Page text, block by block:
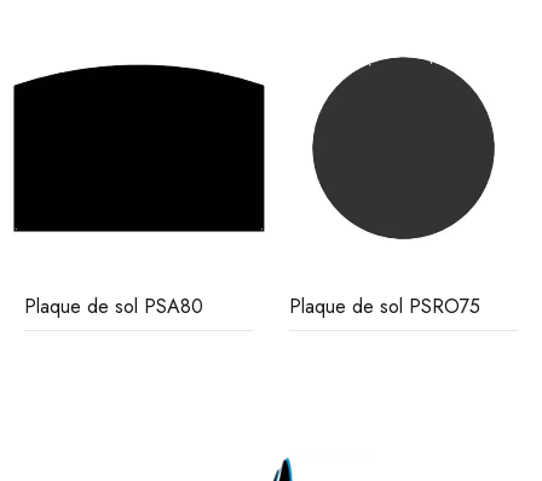
Plaque de sol PSA80 Plaque de sol PSRO75